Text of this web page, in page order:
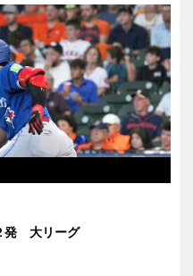
発 大リーグ